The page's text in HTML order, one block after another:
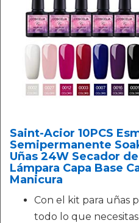
Saint-Acior 10PCS
Semipermanente
Uñas 24W Secador de
Lámpara Capa Base
Manicura
Con el kit para uñas
todo lo que